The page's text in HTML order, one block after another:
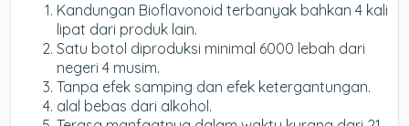
Kandungan Bioflavonoid terbanyak bahkan 4 kali
lipat dari produk lain.
Satu botol diproduksi minimal 6000 lebah dari
negeri 4 musim.
Tanpa efek samping dan efek ketergantungan.
alal bebas dari alkohol.